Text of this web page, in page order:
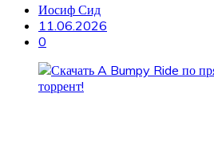
Иосиф Сид
11.06.2026
0